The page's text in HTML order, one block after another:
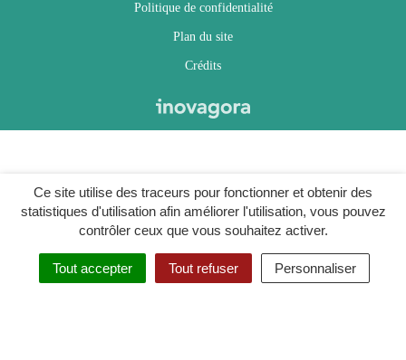
Ce site utilise des traceurs pour fonctionner et obtenir des
statistiques d'utilisation afin améliorer l'utilisation, vous pouvez
contrôler ceux que vous souhaitez activer.
Tout accepter Tout refuser Personnaliser
Politique de confidentialité
Plan du site
Crédits